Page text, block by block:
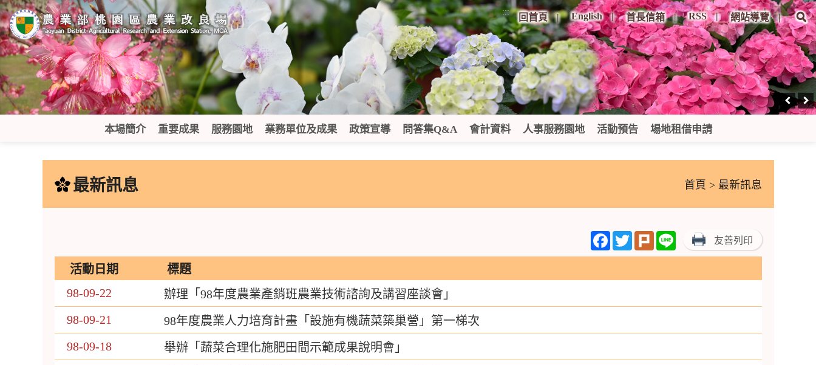
跳
到
主
要
內
容
區
塊
:::
回首頁 English 首長信箱 RSS 網站導覽
本場簡介 重要成果 服務園地 業務單位及成果 政策宣導 問答集Q&A 會計資料 人事服務園地 活動預告 場地租借申請
最新訊息 首頁 > 最新訊息
Facebook
TwitterPlurk Line 友善列印
活動日期
標題
98-09-22
辦理「98年度農業產銷班農業技術諮詢及講習座談會」
98-09-21
98年度農業人力培育計畫「設施有機蔬菜築巢營」第一梯次
98-09-18
舉辦「蔬菜合理化施肥田間示範成果說明會」